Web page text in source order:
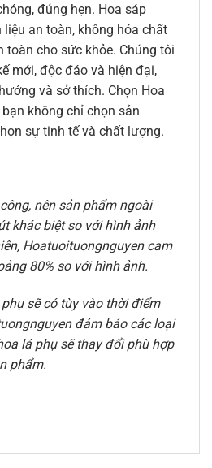
đúng hẹn. Hoa sáp
an toàn, không hóa chất
toàn cho sức khỏe. Chúng tôi
mới, độc đáo và hiện đại,
và sở thích. Chọn Hoa
không chỉ chọn sản
sự tinh tế và chất lượng.
nên sản phẩm ngoài
khác biệt so với hình ảnh
Hoatuoituongnguyen cam
80% so với hình ảnh.
sẽ có tùy vào thời điểm
đảm bảo các loại
lá phụ sẽ thay đổi phù hợp
phẩm.